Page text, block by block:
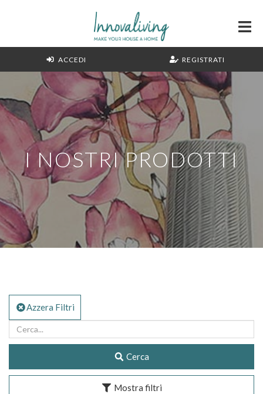
ACCEDI REGISTRATI
I NOSTRI PRODOTTI
Azzera Filtri
Cerca
Mostra filtri